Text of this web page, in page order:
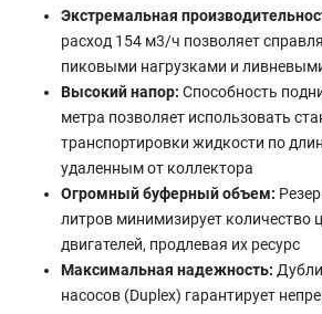
Экстремальная
расход 154 м3/ч позволяет
пиковыми нагрузками и
Высокий напор: Способность
метра позволяет использовать
транспортировки жидкости по
удаленным от коллектора
Огромный буферный объем:
литров минимизирует количество
двигателей, продлевая их ресурс
Максимальная надежность:
насосов (Duplex) гарантирует